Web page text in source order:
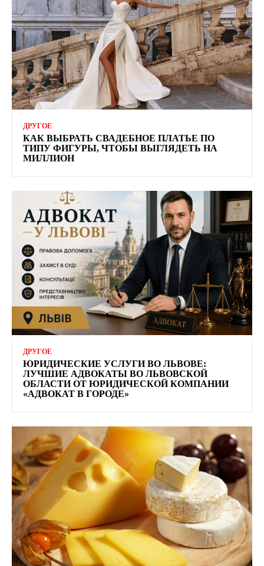
ДРУГОЕ
КАК ВЫБРАТЬ СВАДЕБНОЕ ПЛАТЬЕ ПО
ТИПУ ФИГУРЫ, ЧТОБЫ ВЫГЛЯДЕТЬ НА
МИЛЛИОН
ДРУГОЕ
ЮРИДИЧЕСКИЕ УСЛУГИ ВО ЛЬВОВЕ:
ЛУЧШИЕ АДВОКАТЫ ВО ЛЬВОВСКОЙ
ОБЛАСТИ ОТ ЮРИДИЧЕСКОЙ КОМПАНИИ
«АДВОКАТ В ГОРОДЕ»